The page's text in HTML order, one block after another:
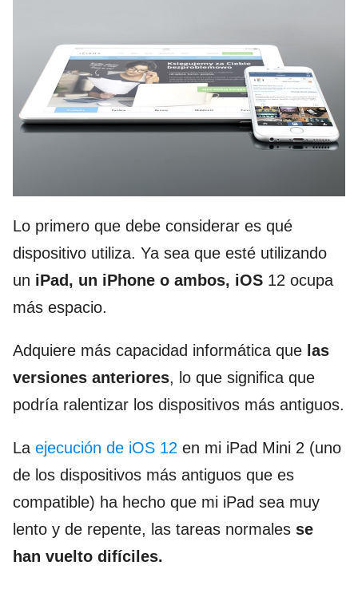
Lo primero que debe considerar es qué
dispositivo utiliza. Ya sea que esté utilizando
un iPad, un iPhone o ambos, iOS 12 ocupa
más espacio.
Adquiere más capacidad informática que las
versiones anteriores, lo que significa que
podría ralentizar los dispositivos más antiguos.
La ejecución de iOS 12 en mi iPad Mini 2 (uno
de los dispositivos más antiguos que es
compatible) ha hecho que mi iPad sea muy
lento y de repente, las tareas normales se
han vuelto difíciles.